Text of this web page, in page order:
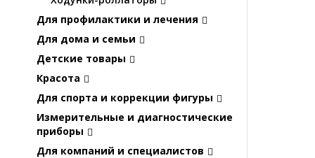
Для профилактики и лечения
Для дома и семьи
Детские товары
Красота
Для спорта и коррекции фигуры
Измерительные и диагностические
приборы
Для компаний и специалистов